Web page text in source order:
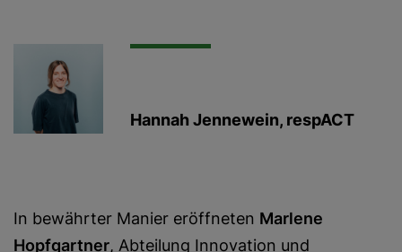
Hannah Jennewein, respACT
In bewährter Manier eröffneten Marlene
Hopfgartner, Abteilung Innovation und